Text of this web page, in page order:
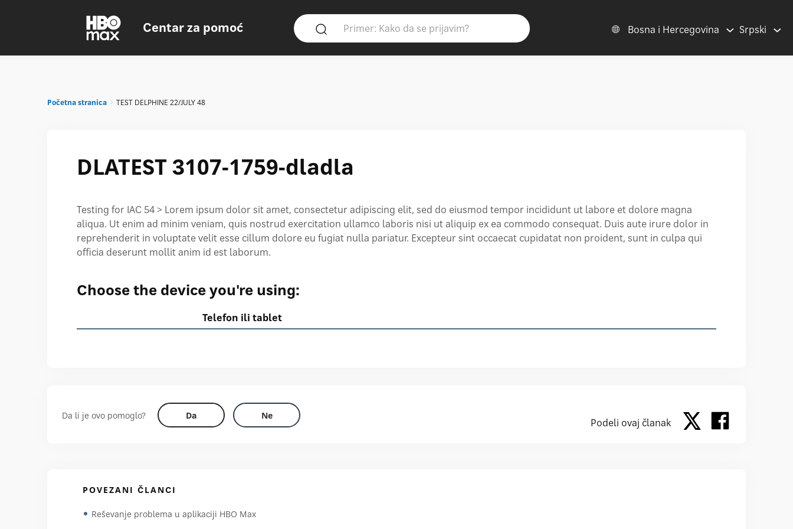
Centar za pomoć Bosna i Hercegovina Srpski
Početna stranica TEST DELPHINE 22/JULY 48
DLATEST 3107-1759-dladla
Testing for IAC 54 > Lorem ipsum dolor sit amet, consectetur adipiscing elit, sed do eiusmod tempor incididunt ut labore et dolore magna
aliqua. Ut enim ad minim veniam, quis nostrud exercitation ullamco laboris nisi ut aliquip ex ea commodo consequat. Duis aute irure dolor in
reprehenderit in voluptate velit esse cillum dolore eu fugiat nulla pariatur. Excepteur sint occaecat cupidatat non proident, sunt in culpa qui
officia deserunt mollit anim id est laborum.
Choose the device you're using:
Telefon ili tablet
Da li je ovo pomoglo? Da Ne
Podeli ovaj članak
POVEZANI ČLANCI
Reševanje problema u aplikaciji HBO Max